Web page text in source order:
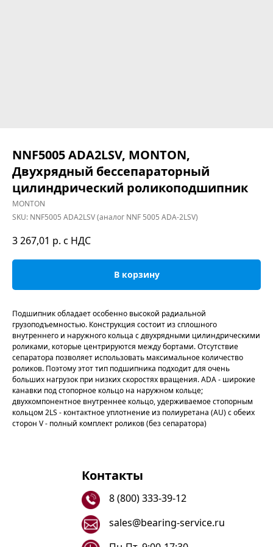
NNF5005 ADA2LSV, MONTON,
Двухрядный бессепараторный
цилиндрический роликоподшипник
MONTON
SKU: NNF5005 ADA2LSV (аналог NNF 5005 ADA-2LSV)
3 267,01 р. с НДС
В корзину
Подшипник обладает особенно высокой радиальной
грузоподъемностью. Конструкция состоит из сплошного
внутреннего и наружного кольца с двухрядными цилиндрическими
роликами, которые центрируются между бортами. Отсутствие
сепаратора позволяет использовать максимальное количество
роликов. Поэтому этот тип подшипника подходит для очень
больших нагрузок при низких скоростях вращения. ADA - широкие
канавки под стопорное кольцо на наружном кольце;
двухкомпонентное внутреннее кольцо, удерживаемое стопорным
кольцом 2LS - контактное уплотнение из полиуретана (AU) с обеих
сторон V - полный комплект роликов (без сепаратора)
Контакты
8 (800) 333-39-12
sales@bearing-service.ru